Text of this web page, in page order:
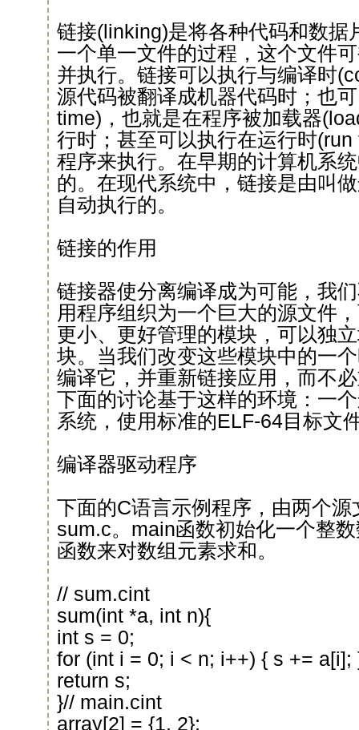
链接(linking)是将各种代码和数据
一个单一文件的过程，这个文件
并执行。链接可以执行与编译时
源代码被翻译成机器代码时；也
time)，也就是在程序被加载器
行时；甚至可以执行在运行时
程序来执行。在早期的计算机系
的。在现代系统中，链接是由叫
自动执行的。
链接的作用
链接器使分离编译成为可能，我
用程序组织为一个巨大的源文件
更小、更好管理的模块，可以独
块。当我们改变这些模块中的一
编译它，并重新链接应用，而不
下面的讨论基于这样的环境：一
系统，使用标准的ELF-64目标文
编译器驱动程序
下面的C语言示例程序，由两个
sum.c。main函数初始化一个整
函数来对数组元素求和。
// sum.cint
sum(int *a, int n){
int s = 0;
for (int i = 0; i < n; i++) { s += a[i];
return s;
}// main.cint
array[2] = {1, 2};